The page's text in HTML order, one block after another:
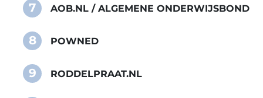
7 AOB.NL / ALGEMENE ONDERWIJSBOND
8 POWNED
9 RODDELPRAAT.NL